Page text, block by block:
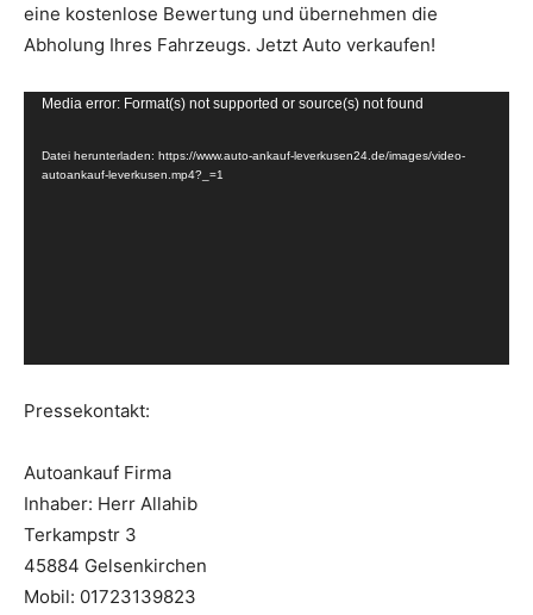
eine kostenlose Bewertung und übernehmen die
Abholung Ihres Fahrzeugs. Jetzt Auto verkaufen!
e
Media error: Format(s) not supported or source(s) not found
Datei herunterladen: https://www.auto-ankauf-leverkusen24.de/images/video-
autoankauf-leverkusen.mp4?_=1
Pressekontakt:
Autoankauf Firma
Inhaber: Herr Allahib
Terkampstr 3
45884 Gelsenkirchen
Mobil: 01723139823